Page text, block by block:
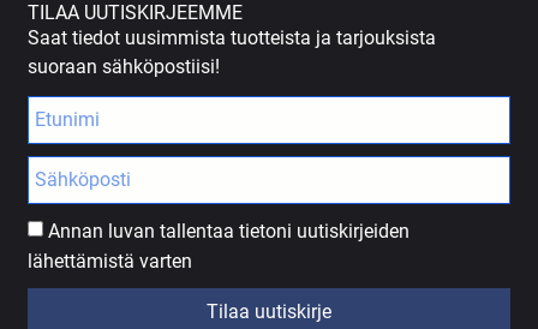
TILAA UUTISKIRJEEMME
Saat tiedot uusimmista tuotteista ja tarjouksista
suoraan sähköpostiisi!
Annan luvan tallentaa tietoni uutiskirjeiden
lähettämistä varten
Tilaa uutiskirje